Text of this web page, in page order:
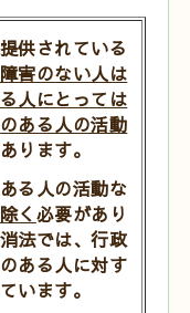
供されている
障害のない人は
人にとっては
ある人の活動
ります。
る人の活動な
く 必要があり
法では、行政
ある人に対す
います。